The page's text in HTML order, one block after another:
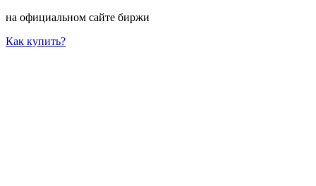
на официальном сайте биржи
Как купить?